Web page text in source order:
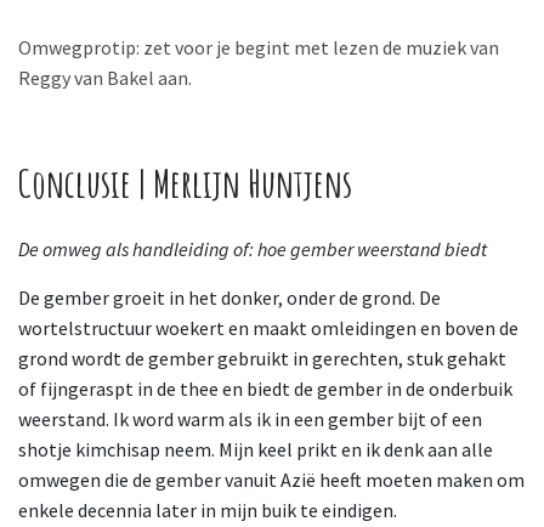
Omwegprotip: zet voor je begint met lezen de muziek van
Reggy van Bakel aan.
Conclusie | Merlijn Huntjens
De omweg als handleiding of: hoe gember weerstand biedt
De gember groeit in het donker, onder de grond. De
wortelstructuur woekert en maakt omleidingen en boven de
grond wordt de gember gebruikt in gerechten, stuk gehakt
of fijngeraspt in de thee en biedt de gember in de onderbuik
weerstand. Ik word warm als ik in een gember bijt of een
shotje kimchisap neem. Mijn keel prikt en ik denk aan alle
omwegen die de gember vanuit Azië heeft moeten maken om
enkele decennia later in mijn buik te eindigen.